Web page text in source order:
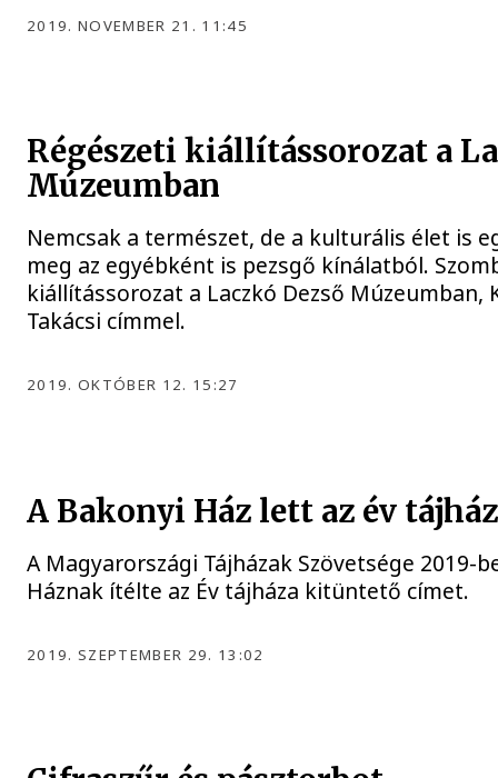
2019. NOVEMBER 21. 11:45
Régészeti kiállítássorozat a
Múzeumban
Nemcsak a természet, de a kulturális élet is
meg az egyébként is pezsgő kínálatból.
kiállítássorozat a Laczkó Dezső Múzeumban,
Takácsi címmel.
2019. OKTÓBER 12. 15:27
A Bakonyi Ház lett az év
A Magyarországi Tájházak Szövetsége 2019-
Háznak ítélte az Év tájháza kitüntető címet.
2019. SZEPTEMBER 29. 13:02